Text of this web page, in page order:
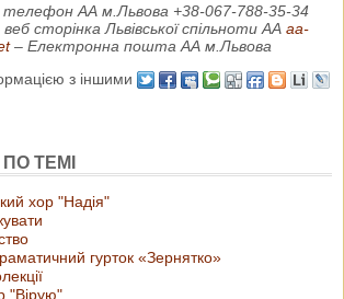
телефон АА м.Львова +38-067-788-35-34
веб сторінка Львівської спільноти АА aa-
– Електронна пошта АА м.Львова
з іншими
ТЕМІ
хор "Надія"
гурток «Зернятко»
"Вірую"